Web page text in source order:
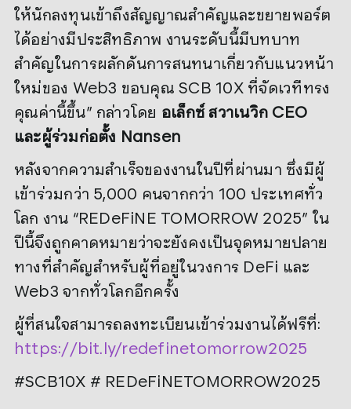
ให้นักลงทุนเข้าถึงสัญญาณสำคัญและขยายพอร์ต
ได้อย่างมีประสิทธิภาพ งานระดับนี้มีบทบาท
สำคัญในการผลักดันการสนทนาเกี่ยวกับแนวหน้า
ใหม่ของ Web3 ขอบคุณ SCB 10X ที่จัดเวทีทรง
คุณค่านี้ขึ้น” กล่าวโดย อเล็กซ์ สวาเนวิก CEO
และผู้ร่วมก่อตั้ง Nansen
หลังจากความสำเร็จของงานในปีที่ผ่านมา ซึ่งมีผู้
เข้าร่วมกว่า 5,000 คนจากกว่า 100 ประเทศทั่ว
โลก งาน “REDeFiNE TOMORROW 2025” ใน
ปีนี้จึงถูกคาดหมายว่าจะยังคงเป็นจุดหมายปลาย
ทางที่สำคัญสำหรับผู้ที่อยู่ในวงการ DeFi และ
Web3 จากทั่วโลกอีกครั้ง
ผู้ที่สนใจสามารถลงทะเบียนเข้าร่วมงานได้ฟรีที่:
https://bit.ly/redefinetomorrow2025
#SCB10X # REDeFiNETOMORROW2025